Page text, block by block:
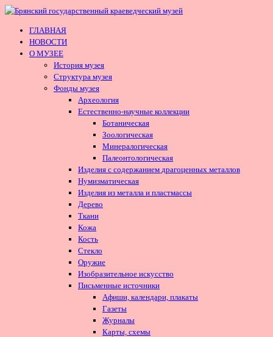
ГЛАВНАЯ
НОВОСТИ
О МУЗЕЕ
История музея
Структура музея
Фонды музея
Археология
Естественно-научные коллекции
Ботаническая
Зоологическая
Минералогическая
Палеонтологическая
Изделия с содержанием драгоценных металлов
Нумизматическая
Изделия из металла и пластмассы
Дерево
Ткани
Кожа
Кость
Стекло
Оружие
Изобразительное искусство
Письменные источники
Афиши, календари, плакаты
Газеты
Журналы
Карты, схемы